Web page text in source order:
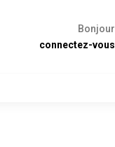
Bonjour
connectez-vous